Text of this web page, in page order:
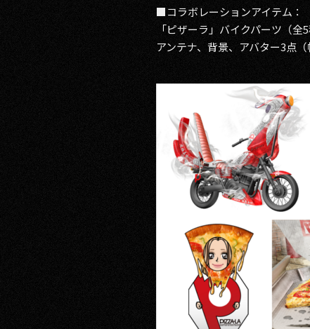
■コラボレーションアイテム：
「ピザーラ」バイクパーツ（全
アンテナ、背景、アバター3点（